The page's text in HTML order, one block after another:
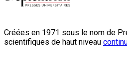
Créées en 1971 sous le nom de
scientifiques de haut niveau